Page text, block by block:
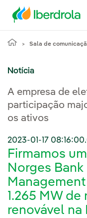
Sala de
Notícia
A empresa de
participação
os ativos
2023-01-17
Firmamos
Norges
1.265 MW
renovável na